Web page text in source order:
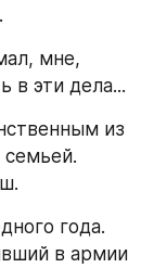
мне,
в эти дела...
из
семьей.
года.
в армии